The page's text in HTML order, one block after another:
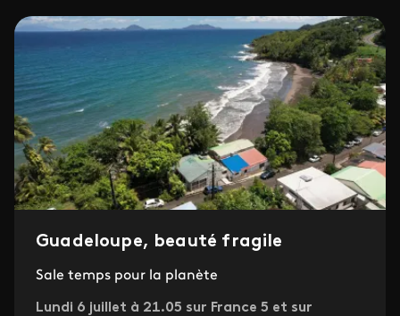
Guadeloupe, beauté fragile
Sale temps pour la planète
Lundi 6 juillet à 21.05 sur France 5 et sur